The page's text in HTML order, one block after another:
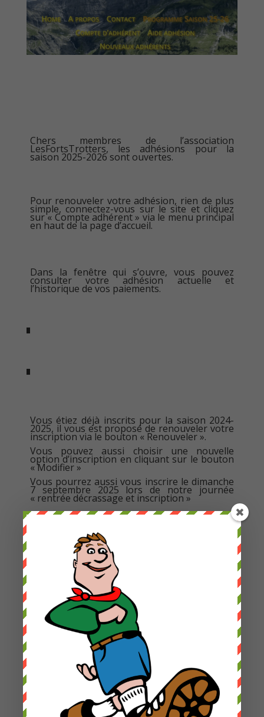
Chers membres de l’association
LesFortsTrotters, les adhésions pour la
saison 2025-2026 sont ouvertes.
Pour renouveler votre adhésion, rien de plus
simple, connectez-vous sur le site et cliquez
sur « Compte adhérent » via le menu principal
en haut de la page d’accueil.
Dans la fenêtre qui s’ouvre, vous pouvez
consulter votre adhésion actuelle et
l’historique de vos paiements.
Vous étiez déjà inscrits pour la saison 2024-
2025, il vous est proposé de renouveler votre
inscription via le bouton « Renouveler ».
Vous pouvez aussi choisir une nouvelle
option d’inscription en cliquant sur le bouton
« Modifier »
Vous pourrez aussi vous inscrire le dimanche
7 septembre 2025 lors de notre journée
« rentrée décrassage et inscription »
LesFortsTrotters Admin
Accueil
A propos
Contact
Programme Saison 25-26
Assisté : création événement
Assisté : Gérer les réservations
Assisté : création Newsletters
Les Courses de la Colline